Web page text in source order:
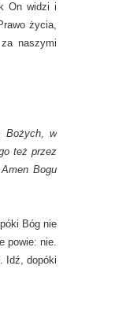
On widzi i
życia,
naszymi
Bożych, w
też przez
Bogu
Bóg nie
powie: nie.
Idź, dopóki